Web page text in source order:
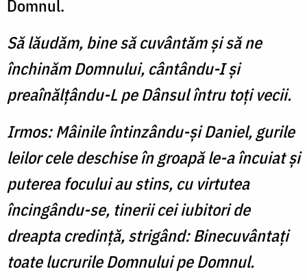
Domnul.
Să lăudăm, bine să cuvântăm şi să ne
închinăm Domnului, cântându-I şi
preaînălţându-L pe Dânsul întru toţi vecii.
Irmos: Mâinile întinzându-şi Daniel, gurile
leilor cele deschise în groapă le-a încuiat şi
puterea focului au stins, cu virtutea
încingându-se, tinerii cei iubitori de
dreapta credinţă, strigând: Binecuvântaţi
toate lucrurile Domnului pe Domnul.